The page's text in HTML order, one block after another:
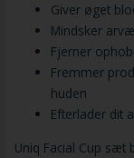
Giver øget
Mindsker
Fjerner
Fremmer
huden
Efterlader dit
Uniq Facial Cup sæt